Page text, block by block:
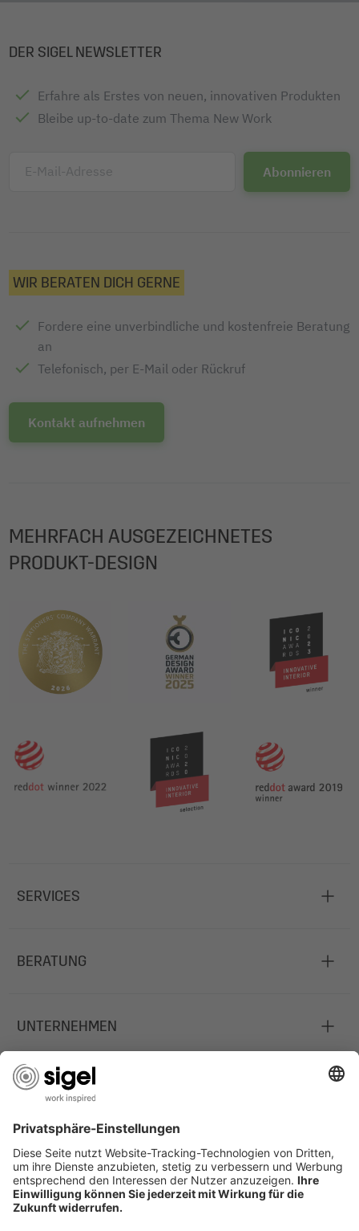
DER SIGEL NEWSLETTER
Erfahre als Erstes von neuen, innovativen Produkten
Bleibe up-to-date zum Thema New Work
E-Mail-Adresse
WIR BERATEN DICH GERNE
Fordere eine unverbindliche und kostenfreie Beratung
an
Telefonisch, per E-Mail oder Rückruf
Kontakt aufnehmen
MEHRFACH AUSGEZEICHNETES
PRODUKT-DESIGN
SERVICES
BERATUNG
UNTERNEHMEN
JOBS
INFORMATIONEN